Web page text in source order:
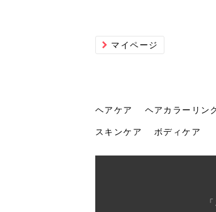
マイページ
ヘアケア ヘアカラーリン
スキンケア ボディケア